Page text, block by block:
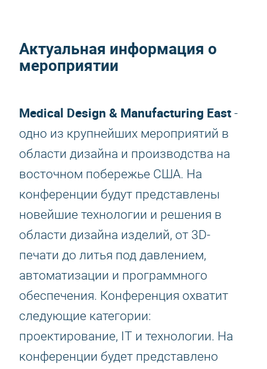
Актуальная информация о
мероприятии
Medical Design & Manufacturing East -
одно из крупнейших мероприятий в
области дизайна и производства на
восточном побережье США. На
конференции будут представлены
новейшие технологии и решения в
области дизайна изделий, от 3D-
печати до литья под давлением,
автоматизации и программного
обеспечения. Конференция охватит
следующие категории:
проектирование, IT и технологии. На
конференции будет представлено